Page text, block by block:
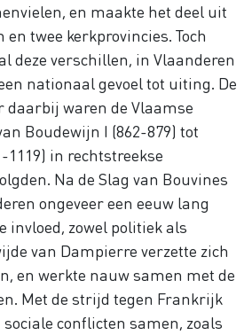
en maakte het deel uit
twee kerkprovincies. Toch
deze verschillen, in Vlaanderen
nationaal gevoel tot uiting. De
waren de Vlaamse
Boudewijn I (862-879) tot
1119) in rechtstreekse
Na de Slag van Bouvines
ongeveer een eeuw lang
invloed, zowel politiek als
van Dampierre verzette zich
en werkte nauw samen met de
Met de strijd tegen Frankrijk
conflicten samen, zoals